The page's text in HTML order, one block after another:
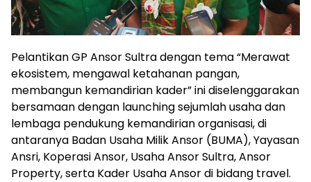
Pelantikan GP Ansor Sultra dengan tema “Merawat
ekosistem, mengawal ketahanan pangan,
membangun kemandirian kader” ini diselenggarakan
bersamaan dengan launching sejumlah usaha dan
lembaga pendukung kemandirian organisasi, di
antaranya Badan Usaha Milik Ansor (BUMA), Yayasan
Ansri, Koperasi Ansor, Usaha Ansor Sultra, Ansor
Property, serta Kader Usaha Ansor di bidang travel.